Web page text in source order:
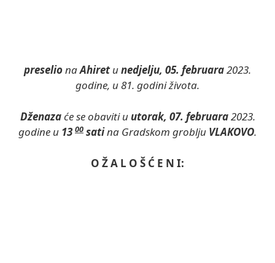
preselionaAhiretunedjelju, 05. februara2023.
godine, u 81. godini života.
Dženazaće se obaviti uutorak, 07. februara2023.
godine u 13 00 satina Gradskom groblju VLAKOVO.
O Ž A L O Š Ć E N I: